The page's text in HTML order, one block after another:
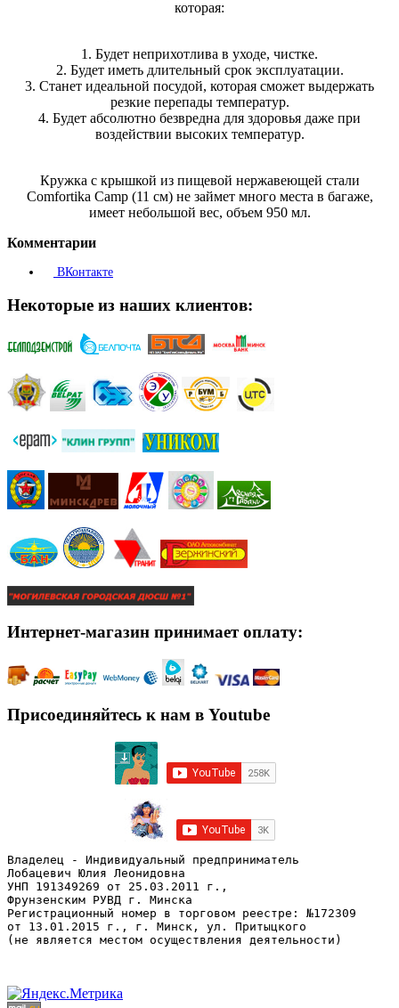
которая:
1. Будет неприхотлива в уходе, чистке.
2. Будет иметь длительный срок эксплуатации.
3. Станет идеальной посудой, которая сможет выдержать
резкие перепады температур.
4. Будет абсолютно безвредна для здоровья даже при
воздействии высоких температур.
Кружка с крышкой из пищевой нержавеющей стали
Comfortika Camp (11 см) не займет много места в багаже,
имеет небольшой вес, объем 950 мл.
Комментарии
ВКонтакте
Некоторые из наших клиентов:
Интернет-магазин принимает оплату:
Присоединяйтесь к нам в Youtube
Владелец - Индивидуальный предприниматель
Лобацевич Юлия Леонидовна
УНП 191349269 от 25.03.2011 г.,
Фрунзенским РУВД г. Минска
Регистрационный номер в торговом реестре: №172309
от 13.01.2015 г., г. Минск, ул. Притыцкого
(не является местом осуществления деятельности)